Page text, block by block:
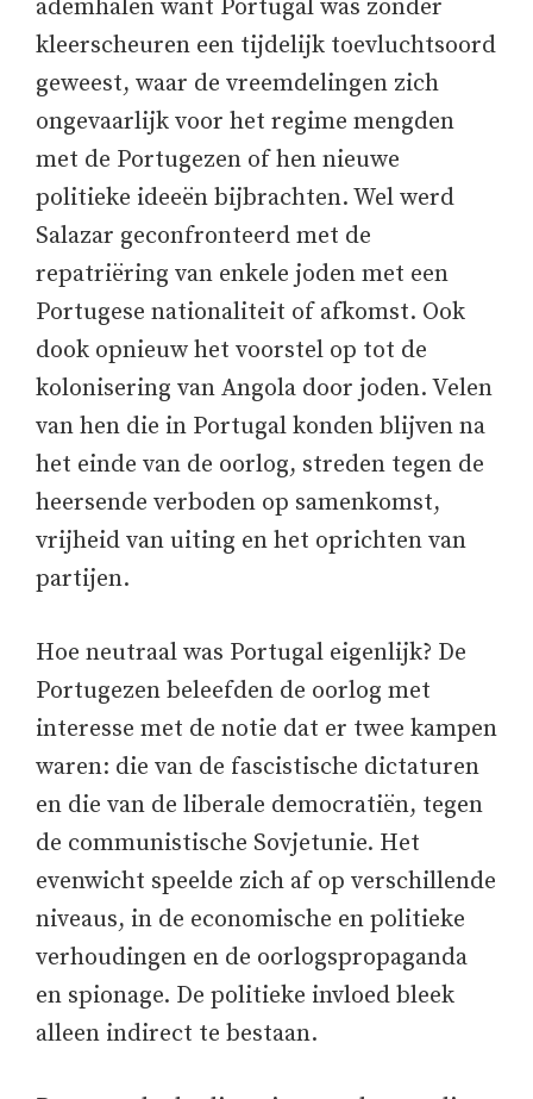
ademhalen want Portugal was zonder
kleerscheuren een tijdelijk toevluchtsoord
geweest, waar de vreemdelingen zich
ongevaarlijk voor het regime mengden
met de Portugezen of hen nieuwe
politieke ideeën bijbrachten. Wel werd
Salazar geconfronteerd met de
repatriëring van enkele joden met een
Portugese nationaliteit of afkomst. Ook
dook opnieuw het voorstel op tot de
kolonisering van Angola door joden. Velen
van hen die in Portugal konden blijven na
het einde van de oorlog, streden tegen de
heersende verboden op samenkomst,
vrijheid van uiting en het oprichten van
partijen.
Hoe neutraal was Portugal eigenlijk? De
Portugezen beleefden de oorlog met
interesse met de notie dat er twee kampen
waren: die van de fascistische dictaturen
en die van de liberale democratiën, tegen
de communistische Sovjetunie. Het
evenwicht speelde zich af op verschillende
niveaus, in de economische en politieke
verhoudingen en de oorlogspropaganda
en spionage. De politieke invloed bleek
alleen indirect te bestaan.